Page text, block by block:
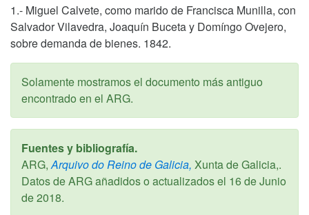
1.- Miguel Calvete, como marido de Francisca Munilla, con
Salvador Vilavedra, Joaquín Buceta y Domíngo Ovejero,
sobre demanda de bienes. 1842.
Solamente mostramos el documento más antiguo
encontrado en el ARG.
Fuentes y bibliografía.
ARG, Arquivo do Reino de Galicia, Xunta de Galicia,.
Datos de ARG añadidos o actualizados el 16 de Junio
de 2018.